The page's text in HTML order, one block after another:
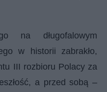
na długofalowym
w historii zabrakło,
III rozbioru Polacy za
a przed sobą –